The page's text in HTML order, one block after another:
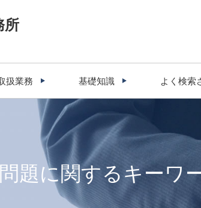
題に関するキーワ
所
扱業務 基礎知識 よく検索